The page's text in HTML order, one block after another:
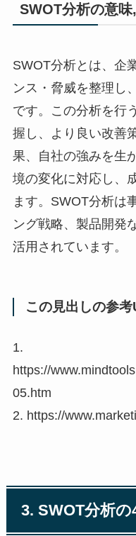
SWOT分析の意味
SWOT分析とは、企
ンス・脅威を整理し
です。この分析を行
握し、より良い改善
果、自社の強みを生
境の変化に対応し、
ます。SWOT分析は
ング戦略、製品開発
活用されています。
この見出しの参
1.
https://
05.htm
2. https://
3. SWOT分析